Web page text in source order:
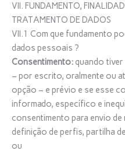
VII. FUNDAMENTO,
TRATAMENTO DE DADOS
VII.1 Com que fundamento
dados pessoais ?
Consentimento: quando
– por escrito, oralmente ou
opção – e prévio e se esse
informado, específico e
consentimento para envio
definição de perfis, partilha
ou